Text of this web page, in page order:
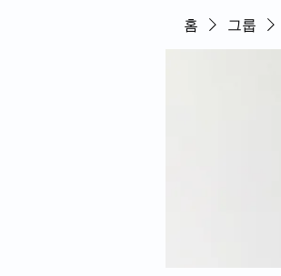
홈 그룹